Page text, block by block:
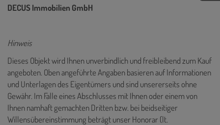
DECUS Immobilien GmbH
Hinweis
Dieses Objekt wird Ihnen unverbindlich und freibleibend zum Kauf
angeboten. Oben angeführte Angaben basieren auf Informationen
und Unterlagen des Eigentümers und sind unsererseits ohne
Gewähr. Im Falle eines Abschlusses mit Ihnen oder einem von
Ihnen namhaft gemachten Dritten bzw. bei beidseitiger
Willensübereinstimmung beträgt unser Honorar (lt.